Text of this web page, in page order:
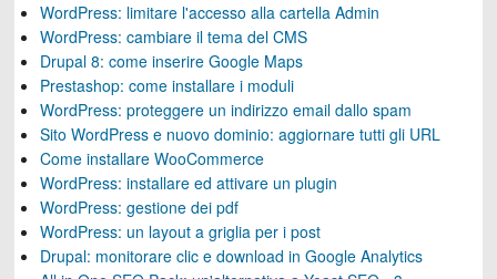
WordPress: limitare l'accesso alla cartella Admin
WordPress: cambiare il tema del CMS
Drupal 8: come inserire Google Maps
Prestashop: come installare i moduli
WordPress: proteggere un indirizzo email dallo spam
Sito WordPress e nuovo dominio: aggiornare tutti gli URL
Come installare WooCommerce
WordPress: installare ed attivare un plugin
WordPress: gestione dei pdf
WordPress: un layout a griglia per i post
Drupal: monitorare clic e download in Google Analytics